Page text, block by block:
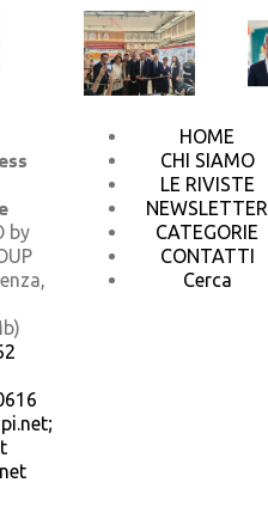
“La
guerra
dei
prezzi
non fa
by
HOME
CHI SIAMO
LE RIVISTE
NEWSLETTER
CATEGORIE
CONTATTI
Cerca